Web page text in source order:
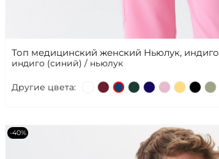
Топ медицинский женский Ньюлук, индиго
индиго (синий) / ньюлук
Другие цвета:
-40%